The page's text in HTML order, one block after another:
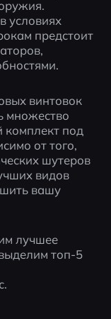
условиях
предстоит
винтовок
множество
комплект под
от того,
шутеров
видов
вашу
лучшее
топ-5